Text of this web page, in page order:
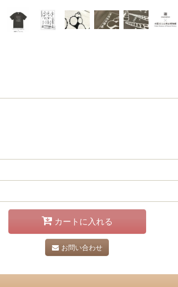
カートに入れる
お問い合わせ